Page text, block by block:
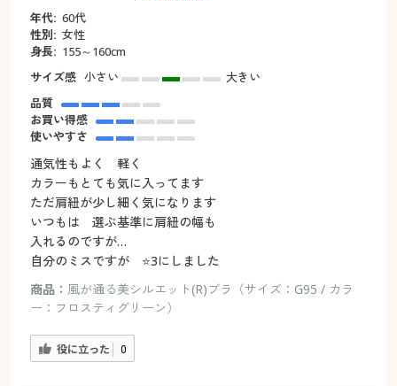
年代: 60代
性別: 女性
身長: 155～160cm
サイズ感 小さい
大きい
品質
お買い得感
使いやすさ
通気性もよく 軽く
カラーもとても気に入ってます
ただ肩紐が少し細く気になります
いつもは 選ぶ基準に肩紐の幅も
入れるのですが…
自分のミスですが ⭐️3にしました
商品： 風が通る美シルエット(R)ブラ（サイズ：G95 / カラ
ー：フロスティグリーン）
役に立った 0